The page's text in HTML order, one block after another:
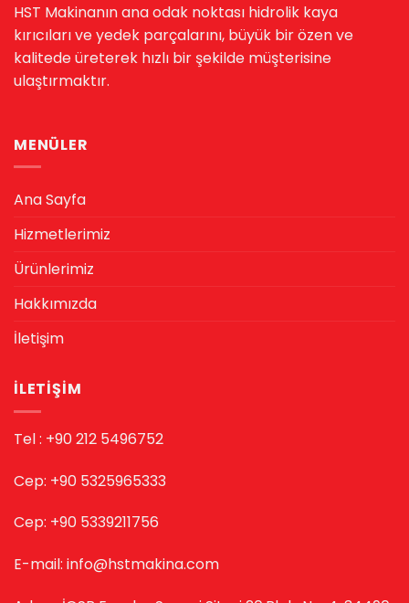
HST Makinanın ana odak noktası hidrolik kaya
kırıcıları ve yedek parçalarını, büyük bir özen ve
kalitede üreterek hızlı bir şekilde müşterisine
ulaştırmaktır.
MENÜLER
Ana Sayfa
Hizmetlerimiz
Ürünlerimiz
Hakkımızda
İletişim
İLETIŞIM
Tel : +90 212 5496752
Cep: +90 5325965333
Cep: +90 5339211756
E-mail: info@hstmakina.com